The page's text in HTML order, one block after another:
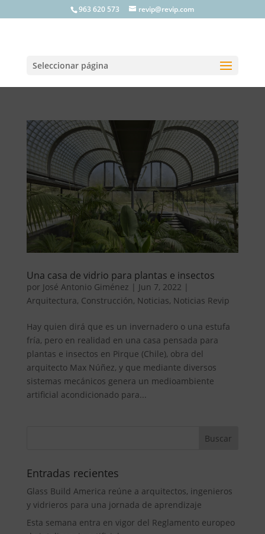
963 620 573 revip@revip.com
Seleccionar página
Una casa de vidrio para plantas e insectos
por José Antonio Giménez | Jun 7, 2022 |
Arquitectura, Construcción, Noticias, Noticias Revip
Hay quien dirá que es un invernadero o una estufa
fría, pero en realidad en una casa pensada para
plantas e insectos en Pirque (Chile), obra del
arquitecto Max Núñez, y que mediante diversos
sistemas mecánicos genera un medioambiente
artificial acondicionado para...
Entradas recientes
Glass Build America reúne a arquitectos, ingenieros
y vidrieros para una jornada de aprendizaje
Esta semana entra en vigor del Reglamento europeo